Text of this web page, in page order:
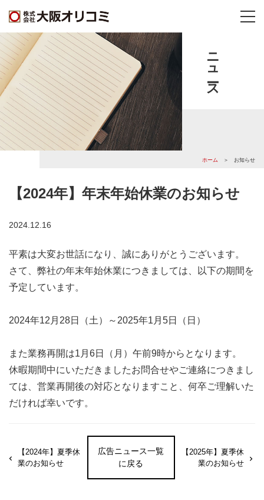
ニュース
ホーム ＞ お知らせ
【2024年】年末年始休業のお知らせ
2024.12.16
平素は大変お世話になり、誠にありがとうございます。
さて、弊社の年末年始休業につきましては、以下の期間を
予定しています。
2024年12月28日（土）～2025年1月5日（日）
また業務再開は1月6日（月）午前9時からとなります。
休暇期間中にいただきましたお問合せやご連絡につきまし
ては、営業再開後の対応となりますこと、何卒ご理解いた
だければ幸いです。
【2024年】夏季休
業のお知らせ
広告ニュース一覧
に戻る
【2025年】夏季休
業のお知らせ